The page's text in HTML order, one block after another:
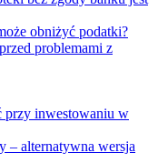
obniżyć podatki?
problemami z
przy inwestowaniu w
– alternatywna wersja